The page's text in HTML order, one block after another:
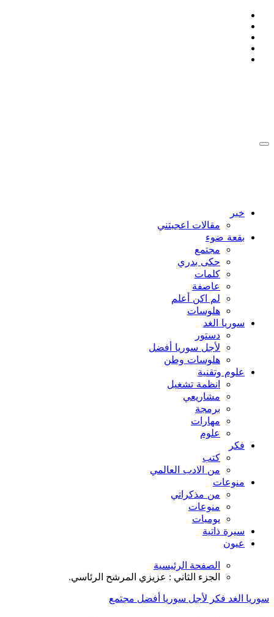
التجاوز
المحتوى
خبر
مقالات اعجبتني
بقعة ضوء
مجتمع
حكى بدري
كلمات
عاصفة
لم اكن أعلم
هلوسات
سوريا الغد
دستور
لأجل سوريا أفضل
هلوسات وطن
علوم وتقنية
انظمة تشغيل
مشاريعي
برمجة
مهارات
علوم
فكر
كتب
من الادب العالمي
منوعات
من مذكراتي
منوعات
يوميات
سيرة ذاتية
عيون
الصفحة الرئيسية
الجزء الثاني : عزيزي المرشح الرئاسي.
سوريا الغد فكر لأجل سوريا أفضل مجتمع